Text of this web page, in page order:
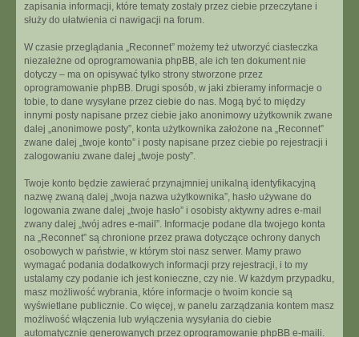
zapisania informacji, które tematy zostały przez ciebie przeczytane i
służy do ułatwienia ci nawigacji na forum.
W czasie przeglądania „Reconnet” możemy też utworzyć ciasteczka
niezależne od oprogramowania phpBB, ale ich ten dokument nie
dotyczy – ma on opisywać tylko strony stworzone przez
oprogramowanie phpBB. Drugi sposób, w jaki zbieramy informacje o
tobie, to dane wysyłane przez ciebie do nas. Mogą być to między
innymi posty napisane przez ciebie jako anonimowy użytkownik zwane
dalej „anonimowe posty”, konta użytkownika założone na „Reconnet”
zwane dalej „twoje konto” i posty napisane przez ciebie po rejestracji i
zalogowaniu zwane dalej „twoje posty”.
Twoje konto będzie zawierać przynajmniej unikalną identyfikacyjną
nazwę zwaną dalej „twoja nazwa użytkownika”, hasło używane do
logowania zwane dalej „twoje hasło” i osobisty aktywny adres e-mail
zwany dalej „twój adres e-mail”. Informacje podane dla twojego konta
na „Reconnet” są chronione przez prawa dotyczące ochrony danych
osobowych w państwie, w którym stoi nasz serwer. Mamy prawo
wymagać podania dodatkowych informacji przy rejestracji, i to my
ustalamy czy podanie ich jest konieczne, czy nie. W każdym przypadku,
masz możliwość wybrania, które informacje o twoim koncie są
wyświetlane publicznie. Co więcej, w panelu zarządzania kontem masz
możliwość włączenia lub wyłączenia wysyłania do ciebie
automatycznie generowanych przez oprogramowanie phpBB e-maili.